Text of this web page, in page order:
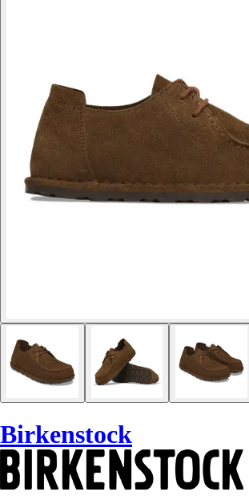
Birkenstock